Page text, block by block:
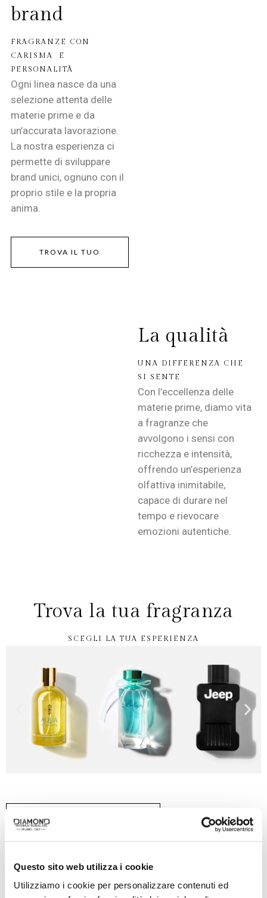
Questo sito web utilizza i cookie
Utilizziamo i cookie per personalizzare contenuti ed
brand
FRAGRANZE CON
CARISMA E
PERSONALITÀ
Ogni linea nasce da una
selezione attenta delle
materie prime e da
un’accurata lavorazione.
La nostra esperienza ci
permette di sviluppare
brand unici, ognuno con il
proprio stile e la propria
anima.
TROVA IL TUO
La qualità
UNA DIFFERENZA CHE
SI SENTE
Con l’eccellenza delle
materie prime, diamo vita
a fragranze che
avvolgono i sensi con
ricchezza e intensità,
offrendo un’esperienza
olfattiva inimitabile,
capace di durare nel
tempo e rievocare
emozioni autentiche.
Trova la tua fragranza
SCEGLI LA TUA ESPERIENZA
SCOPRI TUTTI I BRAND